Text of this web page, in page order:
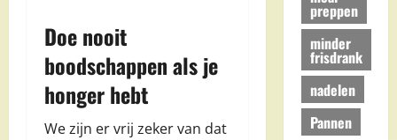
Doe nooit
boodschappen als je
honger hebt
We zijn er vrij zeker van dat
preppen
minder
frisdrank
nadelen
Pannen